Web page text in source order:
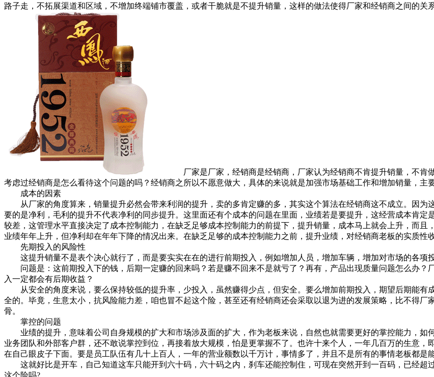
路子走，不拓展渠道和区域，不增加终端铺市覆盖，或者干脆就是不提升销量，这样的做法使得厂家和经销商之间的关
厂家是厂家，经销商是经销商，厂家认为经销商不肯提升销量，不肯
考虑过经销商是怎么看待这个问题的吗？经销商之所以不愿意做大，具体的来说就是加强市场基础工作和增加销量，主
成本的因素
从厂家的角度算来，销量提升必然会带来利润的提升，卖的多肯定赚的多，其实这个算法在经销商这不成立。因为
要的是净利，毛利的提升不代表净利的同步提升。这里面还有个成本的问题在里面，业绩若是要提升，这经营成本肯
较差，这管理水平直接决定了成本控制能力，在缺乏足够成本控制能力的前提下，提升销量，成本马上就会上升，而
业绩年年上升，但净利却在年年下降的情况出来。在缺乏足够的成本控制能力之前，提升业绩，对经销商老板的实质性
先期投入的风险性
这提升销量不是表个决心就行了，而是要实实在在的进行前期投入，例如增加人员，增加车辆，增加对市场的各项
问题是：这前期投入下的钱，后期一定赚的回来吗？若是赚不回来不是就亏了？再有，产品出现质量问题怎么办？
入一定都会有后期收益？
从安全的角度来说，要么保持较低的提升率，少投入，虽然赚得少点，但安全。要么增加前期投入，期望后期能有
全的。毕竟，生意太小，抗风险能力差，咱也冒不起这个险，甚至还有经销商还会采取以退为进的发展策略，比不得
骨。
掌控的问题
业绩的提升，意味着公司自身规模的扩大和市场涉及面的扩大，作为老板来说，自然也就需要更好的掌控能力，如
业务团队和外部客户群，还不敢说掌控到位，再接着放大规模，怕是更掌握不了。也许十来个人，一年几百万的生意
在自己眼皮子下面。要是员工队伍有几十上百人，一年的营业额数以千万计，事情多了，并且不是所有的事情老板都是
这就好比是开车，自己知道这车只能开到六十码，六十码之内，刹车还能控制住，可现在突然开到一百码，已经超
这个险吗?